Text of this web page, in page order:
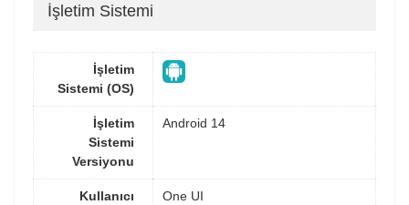
İşletim Sistemi
İşletim
Sistemi (OS)
İşletim
Sistemi
Versiyonu
Android 14
Kullanıcı
One UI